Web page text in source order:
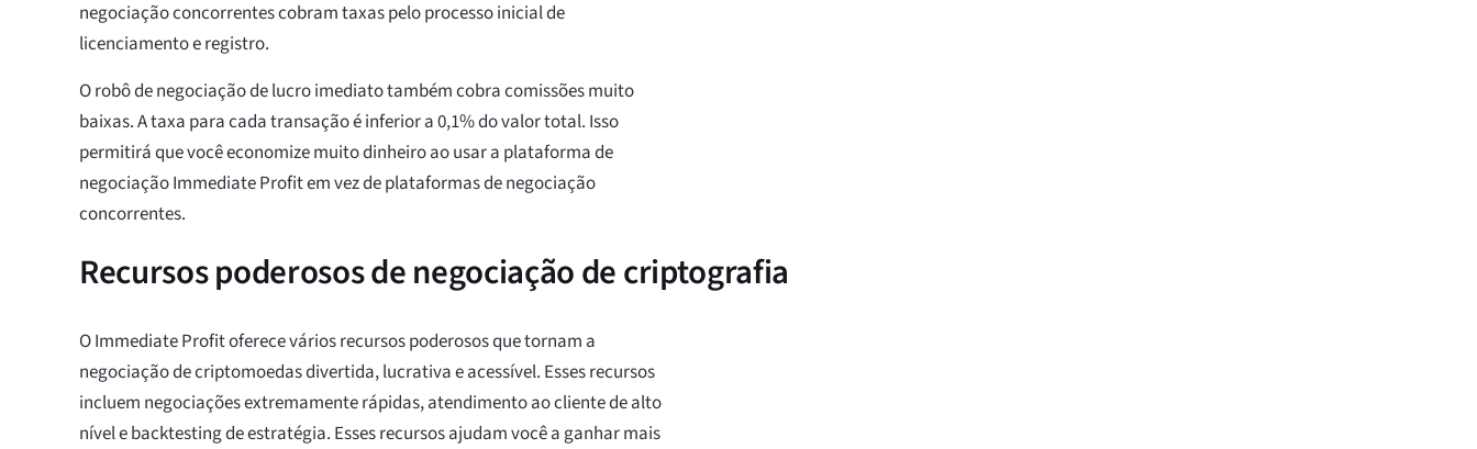
negociação concorrentes cobram taxas pelo processo inicial de
licenciamento e registro.
O robô de negociação de lucro imediato também cobra comissões muito
baixas. A taxa para cada transação é inferior a 0,1% do valor total. Isso
permitirá que você economize muito dinheiro ao usar a plataforma de
negociação Immediate Profit em vez de plataformas de negociação
concorrentes.
Recursos poderosos de negociação de criptografia
O Immediate Profit oferece vários recursos poderosos que tornam a
negociação de criptomoedas divertida, lucrativa e acessível. Esses recursos
incluem negociações extremamente rápidas, atendimento ao cliente de alto
nível e backtesting de estratégia. Esses recursos ajudam você a ganhar mais